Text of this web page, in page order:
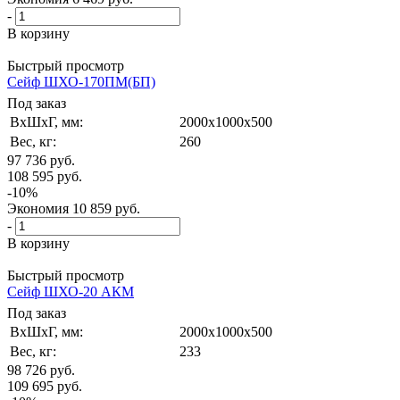
-
В корзину
Быстрый просмотр
Сейф ШХО-170ПМ(БП)
Под заказ
ВxШxГ, мм:
2000x1000x500
Вес, кг:
260
97 736 руб.
108 595 руб.
-10%
Экономия 10 859 руб.
-
В корзину
Быстрый просмотр
Сейф ШХО-20 АКМ
Под заказ
ВxШxГ, мм:
2000x1000x500
Вес, кг:
233
98 726 руб.
109 695 руб.